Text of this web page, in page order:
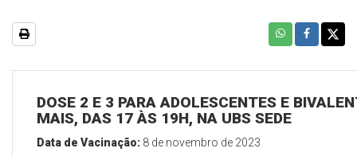
DOSE 2 E 3 PARA ADOLESCENTES E
MAIS, DAS 17 ÀS 19H, NA UBS SEDE
Data de Vacinação: 8 de novembro de 2023